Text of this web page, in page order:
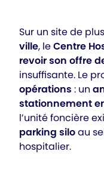
Sur un site de
ville, leCentre
revoir son offre
insuffisante. Le
opérations : un
stationnement
l’unité foncière
parking siloau
hospitalier.